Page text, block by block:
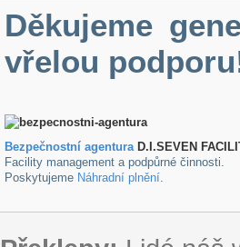
Děkujeme
vřelou
Bezpečnostní agenturaD.I.SEVEN
Facility management a podpůrné činnosti.
Poskytujeme Náhradní plnění.